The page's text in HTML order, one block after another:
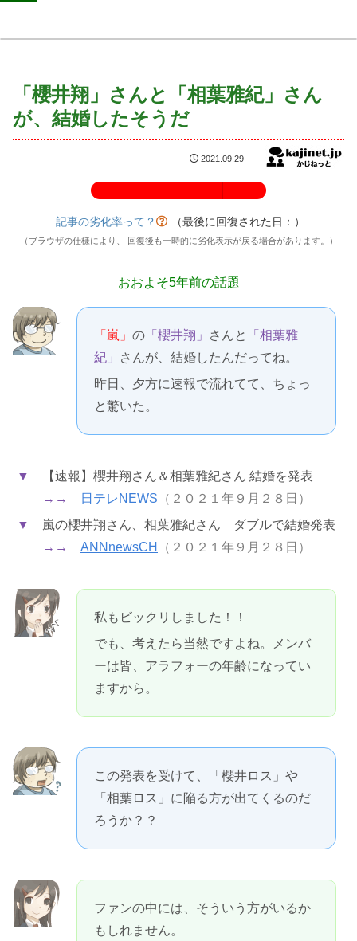
「櫻井翔」さんと「相葉雅紀」さん
が、結婚したそうだ
2021.09.29
記事の劣化率って？ （最後に回復された日： ）
（ブラウザの仕様により、 回復後も一時的に劣化表示が戻る場合があります。）
おおよそ5年前の話題
「嵐」 の 「櫻井翔」 さんと
「相葉雅
紀」
さんが、結婚したんだってね。
昨日、夕方に速報で流れてて、ちょっ
と驚いた。
▼
【速報】櫻井翔さん＆相葉雅紀さん 結婚を発表
→→
日テレNEWS （２０２１年９月２８日）
▼
嵐の櫻井翔さん、相葉雅紀さん ダブルで結婚発表
→→
ANNnewsCH （２０２１年９月２８日）
私もビックリしました！！
でも、考えたら当然ですよね。メンバ
ーは皆、アラフォーの年齢になってい
ますから。
この発表を受けて、「櫻井ロス」や
「相葉ロス」に陥る方が出てくるのだ
ろうか？？
ファンの中には、そういう方がいるか
もしれません。